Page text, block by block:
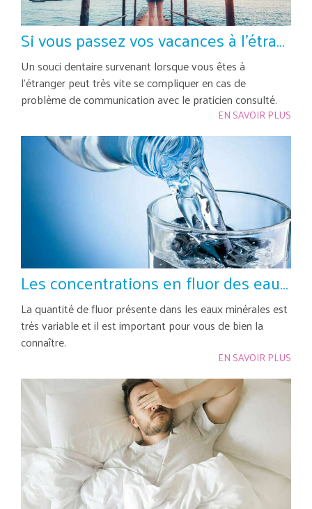
Si vous passez vos vacances à l’étranger...
Un souci dentaire survenant lorsque vous êtes à
l’étranger peut très vite se compliquer en cas de
problème de communication avec le praticien consulté.
EN SAVOIR PLUS
Les concentrations en fluor des eaux minérales
La quantité de fluor présente dans les eaux minérales est
très variable et il est important pour vous de bien la
connaître.
EN SAVOIR PLUS